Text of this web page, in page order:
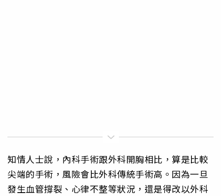
知情人士說，內科手術跟外科開胸相比，算是比較
尖端的手術，風險會比外科傳統手術高。因為一旦
發生血管撐裂、心律不整等狀況，還是得改以外科